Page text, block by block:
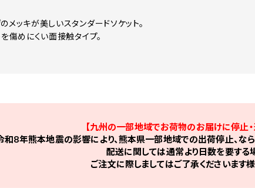
メッキが美しいスタンダードソケット。
傷めにくい面接触タイプ。
【九州の一部地域でお荷物のお届けに停止・
和8年熊本地震の影響により、熊本県一部地域での出荷停止、な
配送に関しては通常より日数を要する
ご注文に際しましてはご了承くださいます